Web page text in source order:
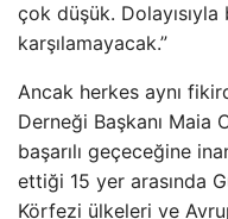
çok düşük.
karşılamayacak.”
Ancak herkes aynı
Derneği Başkanı Maia
başarılı geçeceğine
ettiği 15 yer arasında
Körfezi ülkeleri ve